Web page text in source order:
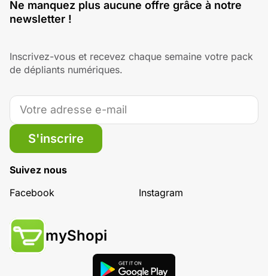
Ne manquez plus aucune offre grâce à notre
newsletter !
Inscrivez-vous et recevez chaque semaine votre pack
de dépliants numériques.
S'inscrire
Suivez nous
Facebook
Instagram
myShopi